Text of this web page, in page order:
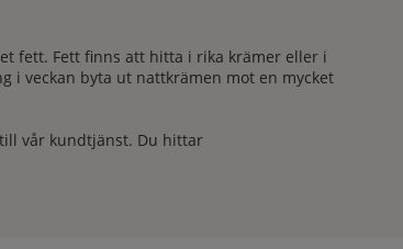
fett. Fett finns att hitta i rika krämer eller i
i veckan byta ut nattkrämen mot en mycket
vår kundtjänst. Du hittar